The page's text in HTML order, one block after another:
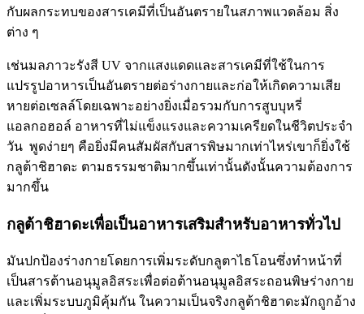
กับผลกระทบของสารเคมีที่เป็นอันตรายในสภาพแวดล้อม สิ่ง
ต่าง ๆ
เช่นมลภาวะรังสี UV จากแสงแดดและสารเคมีที่ใช้ในการ
แปรรูปอาหารเป็นอันตรายต่อร่างกายและก่อให้เกิดความเสีย
หายต่อเซลล์โดยเฉพาะอย่างยิ่งเมื่อรวมกับการสูบบุหรี่
แอลกอฮอล์ อาหารที่ไม่แข็งแรงและความเครียดในชีวิตประจำ
วัน พูดง่ายๆ คือยิ่งมีคนสัมผัสกับสารพิษมากเท่าไหร่เขาก็ยิ่งใช้
กลูต้าชิฮาดะ ตามธรรมชาติมากขึ้นเท่านั้นดังนั้นความต้องการ
มากขึ้น
กลูต้าชิฮาดะเพื่อเป็นอาหารเสริมสำหรับอาหารทั่วไป
มันปกป้องร่างกายโดยการเพิ่มระดับกลูตาไธโอนซึ่งทำหน้าที่
เป็นสารต้านอนุมูลอิสระเพื่อต่อต้านอนุมูลอิสระถอนพิษร่างกาย
และเพิ่มระบบภูมิคุ้มกัน ในความเป็นจริงกลูต้าชิฮาดะมักถูกอ้าง